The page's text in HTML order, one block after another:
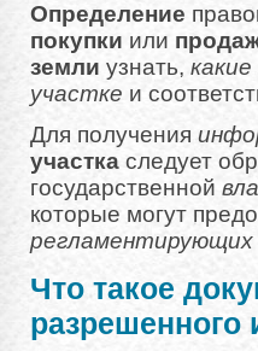
Определение
покупки или
земли узнать, какие
участке и
Для получения
участка следует
государственной
которые могут
регламентирующих
Что такое
разрешенного